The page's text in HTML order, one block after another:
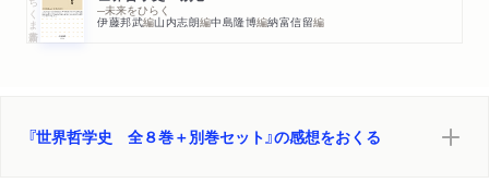
ちくま新書 ─未来をひらく
伊藤邦武編山内志朗編中島隆博編納富信留編
『世界哲学史 全８巻＋別巻セット』の感想をおくる